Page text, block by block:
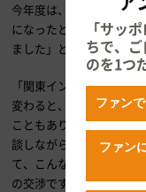
今年度は、特に関東イン
になったというか、解放
ました」と川崎さんは振
「関東インカレは、今
変わると、競技方法や規
こともありますし、今回
談しながら、ハーフマラ
て、こんなコースなら良
の交渉ですべて採用とは
「サッ
ちで、
のを1つ
ファン
ファン